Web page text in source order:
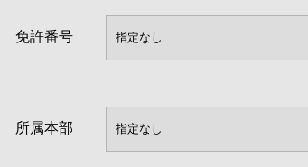
免許番号
所属本部